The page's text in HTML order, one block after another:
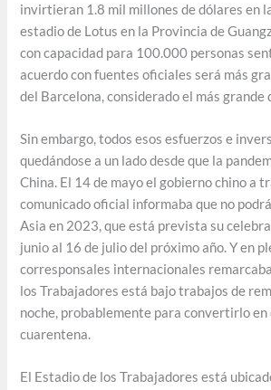
invirtieran 1.8 mil millones de dólares en
estadio de Lotus en la Provincia de
con capacidad para 100.000 personas
acuerdo con fuentes oficiales será más
del Barcelona, considerado el más grande
Sin embargo, todos esos esfuerzos e
quedándose a un lado desde que la
China. El 14 de mayo el gobierno chino a
comunicado oficial informaba que no
Asia en 2023, que está prevista su
junio al 16 de julio del próximo año. Y en
corresponsales internacionales
los Trabajadores está bajo trabajos de
noche, probablemente para convertirlo en
cuarentena.
El Estadio de los Trabajadores está